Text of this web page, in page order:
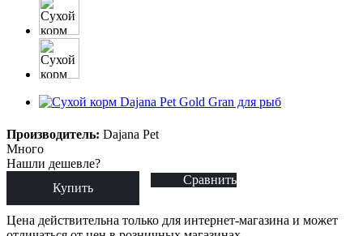
Производитель: Dajana Pet
Много
Нашли дешевле?
Купить
Сравнить
Цена действительна только для интернет-магазина и может